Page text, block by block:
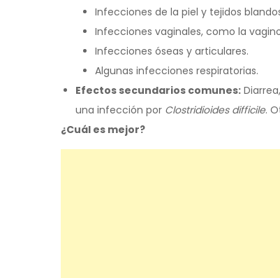
Infecciones de la piel y tejidos
Infecciones vaginales, como la
Infecciones óseas y articulares.
Algunas infecciones respiratorias.
Efectos secundarios comunes:
una infección por Clostridioides difficile.
¿Cuál es mejor?